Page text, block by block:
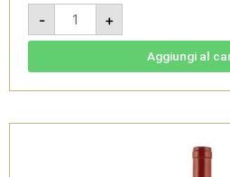
-
Langhe
DOC
Bianco
-
+
Aggiungi al